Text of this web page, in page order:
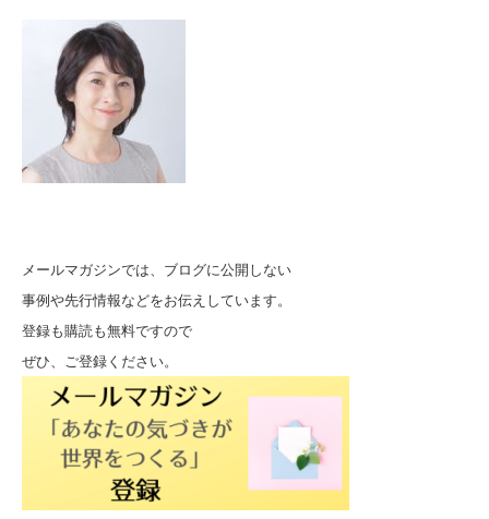
メールマガジンでは、ブログに公開しない
事例や先行情報などをお伝えしています。
登録も購読も無料ですので
ぜひ、ご登録ください。